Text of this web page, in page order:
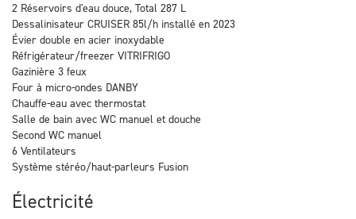
2 Réservoirs d'eau douce, Total 287 L
Dessalinisateur CRUISER 85l/h installé en 2023
Évier double en acier inoxydable
Réfrigérateur/freezer VITRIFRIGO
Gazinière 3 feux
Four à micro-ondes DANBY
Chauffe-eau avec thermostat
Salle de bain avec WC manuel et douche
Second WC manuel
6 Ventilateurs
Système stéréo/haut-parleurs Fusion
Électricité